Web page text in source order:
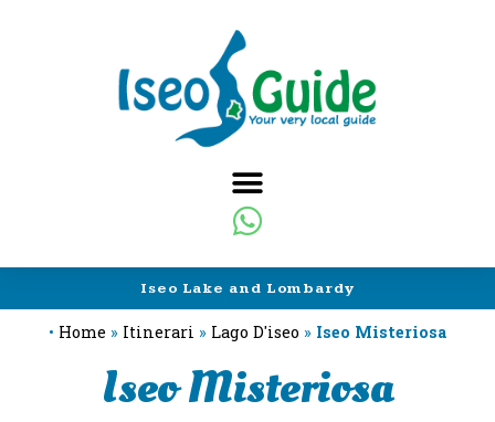
Iseo Lake and Lombardy
• Home » Itinerari » Lago D'iseo » Iseo Misteriosa
Iseo Misteriosa